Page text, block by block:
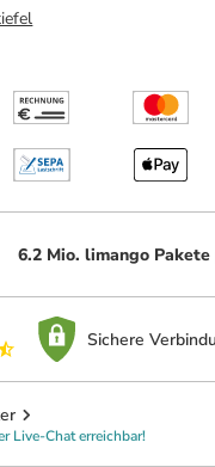
6.2 Mio. limango Pakete
Sichere
Live-Chat erreichbar!